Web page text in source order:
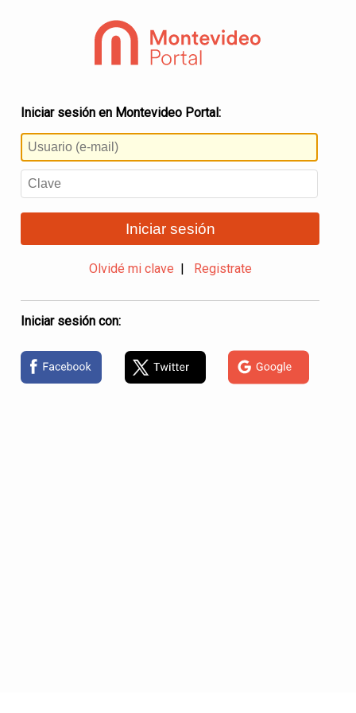
Iniciar sesión en Montevideo Portal:
Iniciar sesión
Olvidé mi clave Registrate
Iniciar sesión con: